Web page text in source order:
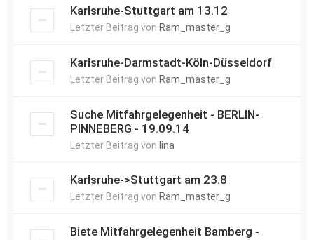
Karlsruhe-Stuttgart am 13.12
Letzter Beitrag von Ram_master_g
Karlsruhe-Darmstadt-Köln-Düsseldorf
Letzter Beitrag von Ram_master_g
Suche Mitfahrgelegenheit - BERLIN-
PINNEBERG - 19.09.14
Letzter Beitrag von lina
Karlsruhe->Stuttgart am 23.8
Letzter Beitrag von Ram_master_g
Biete Mitfahrgelegenheit Bamberg -